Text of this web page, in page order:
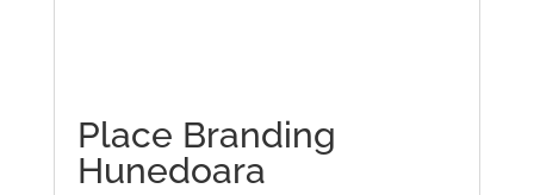
Place Branding
Hunedoara